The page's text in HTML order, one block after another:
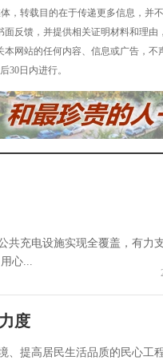
，转载目的在于传递更多信息，并
反馈，并提供相关证明材料和理由
网站的任何内容、信息或广告，不
30日内进行。
共充电设施实现全覆盖，有力
心...
度
、提高居民生活品质的民心工